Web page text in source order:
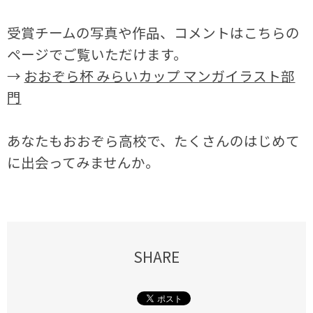
受賞チームの写真や作品、コメントはこちらの
ページでご覧いただけます。
→ おおぞら杯 みらいカップ マンガイラスト部
門
あなたもおおぞら高校で、たくさんのはじめて
に出会ってみませんか。
SHARE